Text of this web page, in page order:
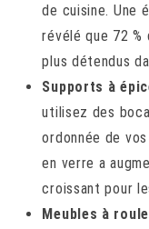
de cuisine. Une
révélé que 72
plus détendus
Supports à
utilisez des
ordonnée de
en verre a
croissant pour
Meubles à